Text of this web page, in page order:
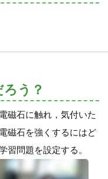
ろう？
磁石に触れ，気付いた
磁石を強くするにはど
習問題を設定する。